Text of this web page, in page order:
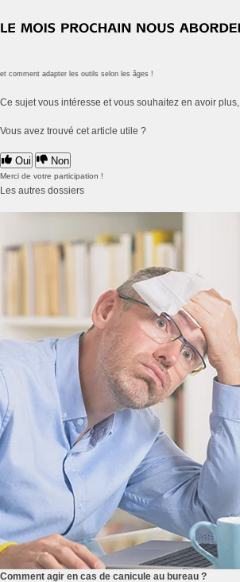
et comment adapter les outils selon les âges !
Ce sujet vous intéresse et vous souhaitez en avoir plus,
Vous avez trouvé cet article utile ?
Oui Non
Merci de votre participation !
Les autres dossiers
Comment agir en cas de canicule au bureau ?